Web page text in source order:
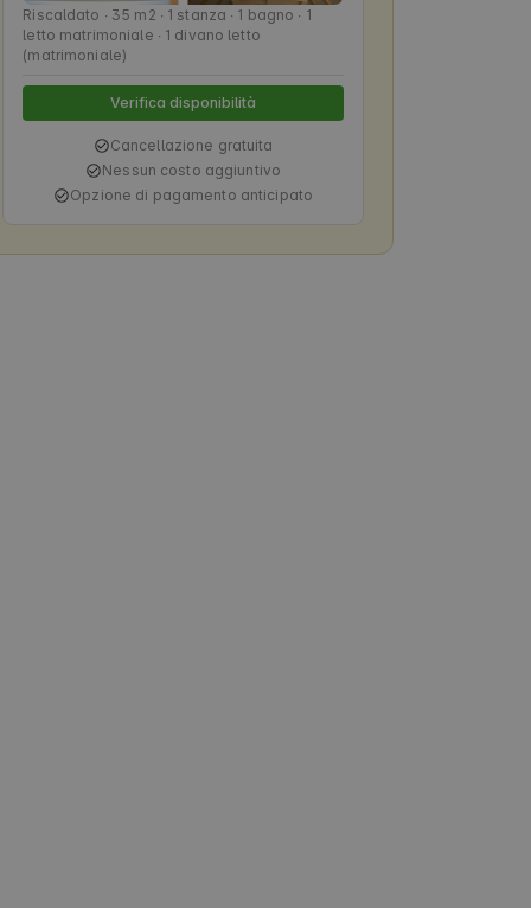
Riscaldato ∙ 35 m2 ∙ 1 stanza ∙ 1 bagno ∙ 1
letto matrimoniale ∙ 1 divano letto
(matrimoniale)
Verifica disponibilità
Cancellazione gratuita
Nessun costo aggiuntivo
Opzione di pagamento anticipato